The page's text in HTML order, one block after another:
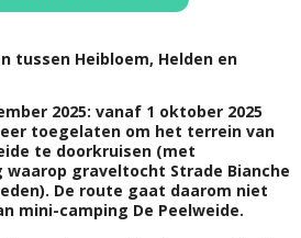
tussen Heibloem, Helden en
2025: vanaf 1 oktober 2025
toegelaten om het terrein van
te doorkruisen (met
graveltocht Strade Bianche
De route gaat daarom niet
mini-camping De Peelweide.